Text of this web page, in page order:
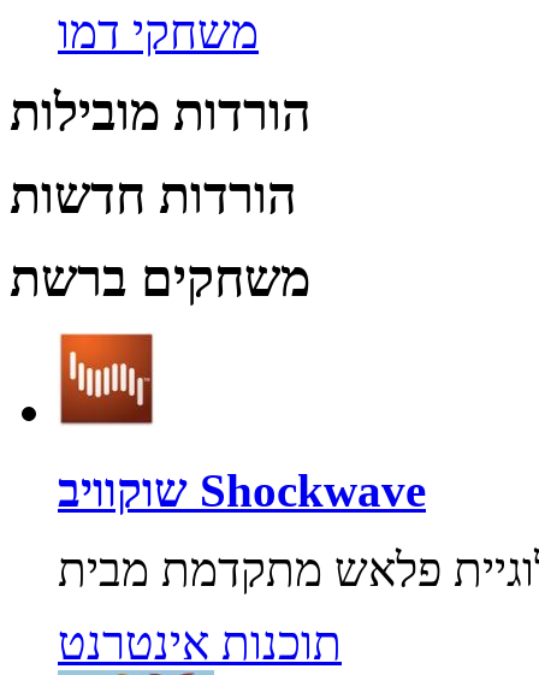
משחקי דמו
הורדות מובילות
הורדות חדשות
משחקים ברשת
שוקוויב Shockwave
תוכנות אינטרנט